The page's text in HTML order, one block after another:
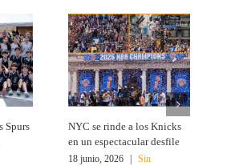
Spurs
NYC se rinde a los Knicks
en un espectacular desfile
18 junio, 2026
Sin